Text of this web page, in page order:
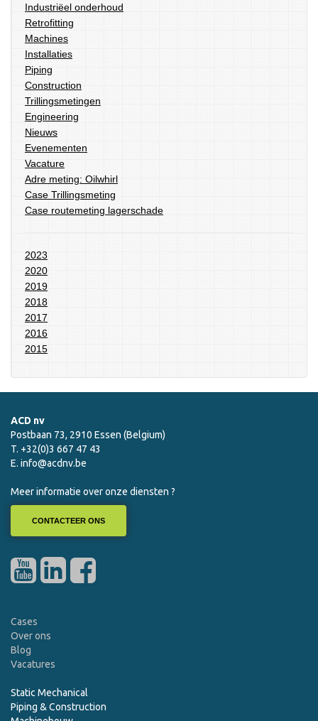
Industriëel onderhoud
Retrofitting
Machines
Installaties
Piping
Construction
Trillingsmetingen
Engineering
Nieuws
Evenementen
Vacature
Adre meting: Oilwhirl
Case Trillingsmeting
Case routemeting lagerschade
2023
2020
2019
2018
2017
2016
2015
ACD nv
Postbaan 73, 2910 Essen (Belgium)
T. +32(0)3 667 47 43
E. info@acdnv.be
Meer informatie over onze diensten ?
CONTACTEER ONS
Cases
Over ons
Blog
Vacatures
Static Mechanical
Piping & Construction